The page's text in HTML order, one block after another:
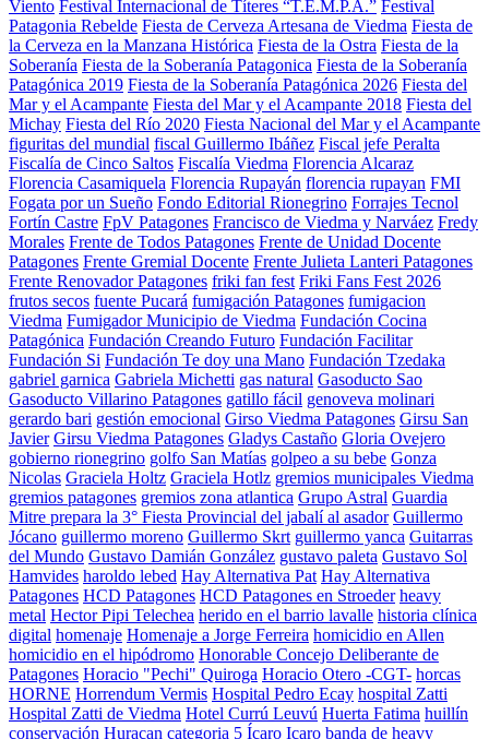
Viento Festival Internacional de Títeres “T.E.M.P.A.” Festival
Patagonia Rebelde Fiesta de Cerveza Artesana de Viedma Fiesta de
la Cerveza en la Manzana Histórica Fiesta de la Ostra Fiesta de la
Soberanía Fiesta de la Soberanía Patagonica Fiesta de la Soberanía
Patagónica 2019 Fiesta de la Soberanía Patagónica 2026 Fiesta del
Mar y el Acampante Fiesta del Mar y el Acampante 2018 Fiesta del
Michay Fiesta del Río 2020 Fiesta Nacional del Mar y el Acampante
figuritas del mundial fiscal Guillermo Ibáñez Fiscal jefe Peralta
Fiscalía de Cinco Saltos Fiscalía Viedma Florencia Alcaraz
Florencia Casamiquela Florencia Rupayán florencia rupayan FMI
Fogata por un Sueño Fondo Editorial Rionegrino Forrajes Tecnol
Fortín Castre FpV Patagones Francisco de Viedma y Narváez Fredy
Morales Frente de Todos Patagones Frente de Unidad Docente
Patagones Frente Gremial Docente Frente Julieta Lanteri Patagones
Frente Renovador Patagones friki fan fest Friki Fans Fest 2026
frutos secos fuente Pucará fumigación Patagones fumigacion
Viedma Fumigador Municipio de Viedma Fundación Cocina
Patagónica Fundación Creando Futuro Fundación Facilitar
Fundación Si Fundación Te doy una Mano Fundación Tzedaka
gabriel garnica Gabriela Michetti gas natural Gasoducto Sao
Gasoducto Villarino Patagones gatillo fácil genoveva molinari
gerardo bari gestión emocional Girso Viedma Patagones Girsu San
Javier Girsu Viedma Patagones Gladys Castaño Gloria Ovejero
gobierno rionegrino golfo San Matías golpeo a su bebe Gonza
Nicolas Graciela Holtz Graciela Hotlz gremios municipales Viedma
gremios patagones gremios zona atlantica Grupo Astral Guardia
Mitre prepara la 3° Fiesta Provincial del jabalí al asador Guillermo
Jócano guillermo moreno Guillermo Skrt guillermo yanca Guitarras
del Mundo Gustavo Damián González gustavo paleta Gustavo Sol
Hamvides haroldo lebed Hay Alternativa Pat Hay Alternativa
Patagones HCD Patagones HCD Patagones en Stroeder heavy
metal Hector Pipi Telechea herido en el barrio lavalle historia clínica
digital homenaje Homenaje a Jorge Ferreira homicidio en Allen
homicidio en el hipódromo Honorable Concejo Deliberante de
Patagones Horacio "Pechi" Quiroga Horacio Otero -CGT- horcas
HORNE Horrendum Vermis Hospital Pedro Ecay hospital Zatti
Hospital Zatti de Viedma Hotel Currú Leuvú Huerta Fatima huillín
conservación Huracan categoria 5 Ícaro Icaro banda de heavy